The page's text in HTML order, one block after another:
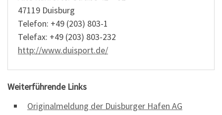
47119 Duisburg
Telefon: +49 (203) 803-1
Telefax: +49 (203) 803-232
http://www.duisport.de/
Weiterführende Links
Originalmeldung der Duisburger Hafen AG